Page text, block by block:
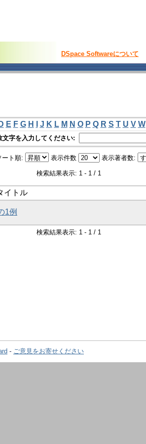
DSpace Softwareについて
D E F G H J K L M N O P Q R S T U V W
字を入力してください:
ート順: 表示件数 表示著者数:
検索結果表示: 1 - 1 / 1
イトル
1例
検索結果表示: 1 - 1 / 1
- ご意見をお寄せください